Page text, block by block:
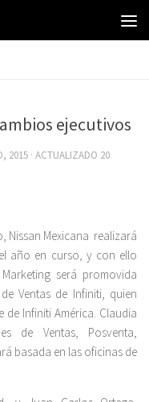
ejecutivos
2015 · ACTUALIZADO 20
Nissan Mexicana realizará
año en curso, y con ello
será promovida
Ventas de Infiniti, quien
de Infiniti América. Claudia
de Ventas, Posventa,
basada en las oficinas de